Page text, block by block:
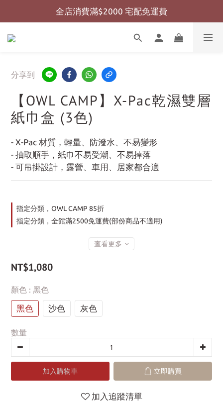
全店消費滿$999 超商免運費
全店消費滿$2000 宅配免運費
全店消費滿$999 超商免運費
分享到
【OWL CAMP】X-Pac乾濕雙層
紙巾盒 (3色)
- X-Pac 材質，輕量、防潑水、不易變形
- 抽取順手，紙巾不易受潮、不易掉落
- 可吊掛設計，露營、車用、居家都合適
指定分類，OWL CAMP 85折
指定分類，全館滿2500免運費(部份商品不適用)
查看更多
NT$1,080
顏色 : 黑色
黑色 沙色 灰色
數量
加入購物車 立即購買
加入追蹤清單